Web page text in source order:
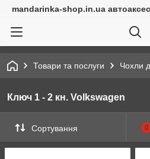
mandarinka-shop.in.ua
Товари та послуги Чохли
Ключ 1 - 2 кн. Volkswagen
Сортування 0